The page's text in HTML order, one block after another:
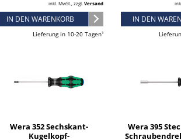
inkl. MwSt., zzgl. Versand
IN DEN WARENKORB
Lieferung in 10-20 Tagen¹
IN DEN
Wera 352 Sechskant-
Kugelkopf-
Wera 395